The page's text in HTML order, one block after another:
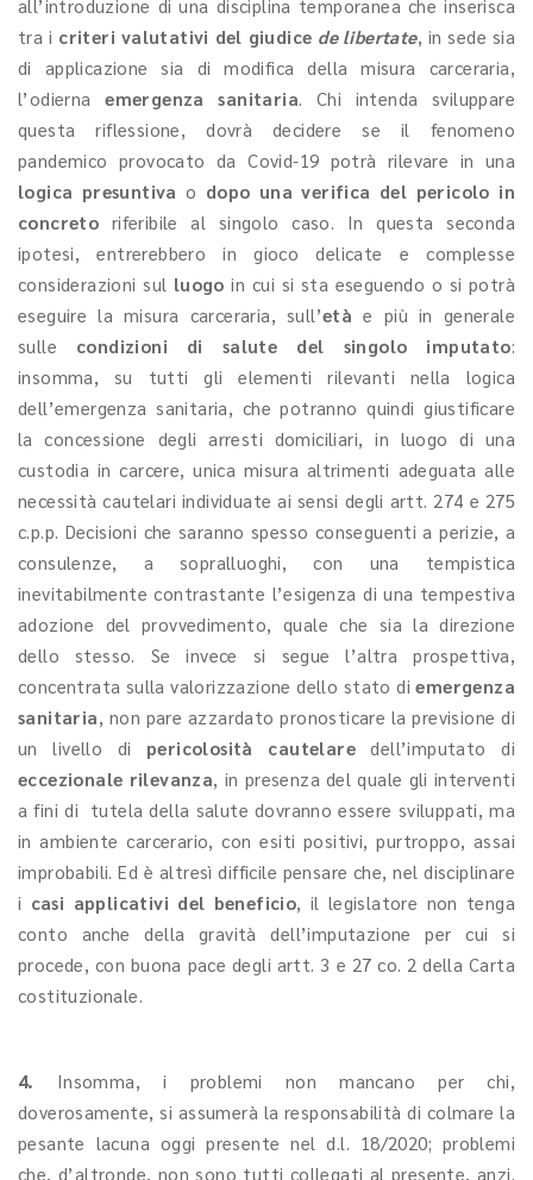
all’introduzione di una disciplina temporanea che inserisca
tra i criteri valutativi del giudice de libertate, in sede sia
di applicazione sia di modifica della misura carceraria,
l’odiernaemergenza sanitaria . Chi intenda sviluppare
questa riflessione, dovrà decidere se il fenomeno
pandemico provocato da Covid-19 potrà rilevare in una
logica presuntiva o dopo una verifica del pericolo in
concreto riferibile al singolo caso. In questa seconda
ipotesi, entrerebbero in gioco delicate e complesse
considerazioni sul luogo in cui si sta eseguendo o si potrà
eseguire la misura carceraria, sull’età e più in generale
sulle condizioni di salute del singolo imputato:
insomma, su tutti gli elementi rilevanti nella logica
dell’emergenza sanitaria, che potranno quindi giustificare
la concessione degli arresti domiciliari, in luogo di una
custodia in carcere, unica misura altrimenti adeguata alle
necessità cautelari individuate ai sensi degli artt. 274 e 275
c.p.p. Decisioni che saranno spesso conseguenti a perizie, a
consulenze, a sopralluoghi, con una tempistica
inevitabilmente contrastante l’esigenza di una tempestiva
adozione del provvedimento, quale che sia la direzione
dello stesso. Se invece si segue l’altra prospettiva,
concentrata sulla valorizzazione dello stato diemergenza
sanitaria , non pare azzardato pronosticare la previsione di
un livello di pericolosità cautelaredell’imputato di
eccezionale rilevanza , in presenza del quale gli interventi
a fini di tutela della salute dovranno essere sviluppati, ma
in ambiente carcerario, con esiti positivi, purtroppo, assai
improbabili. Ed è altresì difficile pensare che, nel disciplinare
i casi applicativi del beneficio , il legislatore non tenga
conto anche della gravità dell’imputazione per cui si
procede, con buona pace degli artt. 3 e 27 co. 2 della Carta
costituzionale.
4. Insomma, i problemi non mancano per chi,
doverosamente, si assumerà la responsabilità di colmare la
pesante lacuna oggi presente nel d.l. 18/2020; problemi
che, d’altronde, non sono tutti collegati al presente, anzi.